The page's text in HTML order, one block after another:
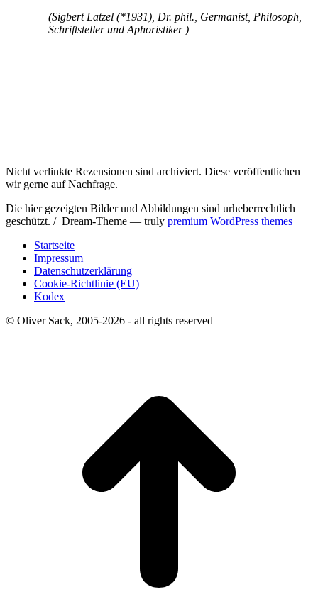
(Sigbert Latzel (*1931), Dr. phil., Germanist, Philosoph,
Schriftsteller und Aphoristiker )
Nicht verlinkte Rezensionen sind archiviert. Diese veröffentlichen
wir gerne auf Nachfrage.
Die hier gezeigten Bilder und Abbildungen sind urheberrechtlich
geschützt. / Dream-Theme — truly premium WordPress themes
Startseite
Impressum
Datenschutzerklärung
Cookie-Richtlinie (EU)
Kodex
© Oliver Sack, 2005-2026 - all rights reserved